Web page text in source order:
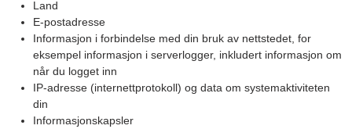
Land
E-postadresse
Informasjon i forbindelse med din bruk av nettstedet, for
eksempel informasjon i serverlogger, inkludert informasjon om
når du logget inn
IP-adresse (internettprotokoll) og data om systemaktiviteten
din
Informasjonskapsler